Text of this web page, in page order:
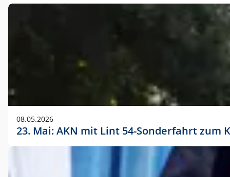
08.05.2026
23. Mai: AKN mit Lint 54-Sonderfahrt